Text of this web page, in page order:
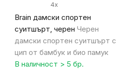
Brain дамски спортен
суитшърт, черенЧерен
дамски спортен суитшърт с
цип от бамбук и био памук
4x
В наличност > 5 бр.